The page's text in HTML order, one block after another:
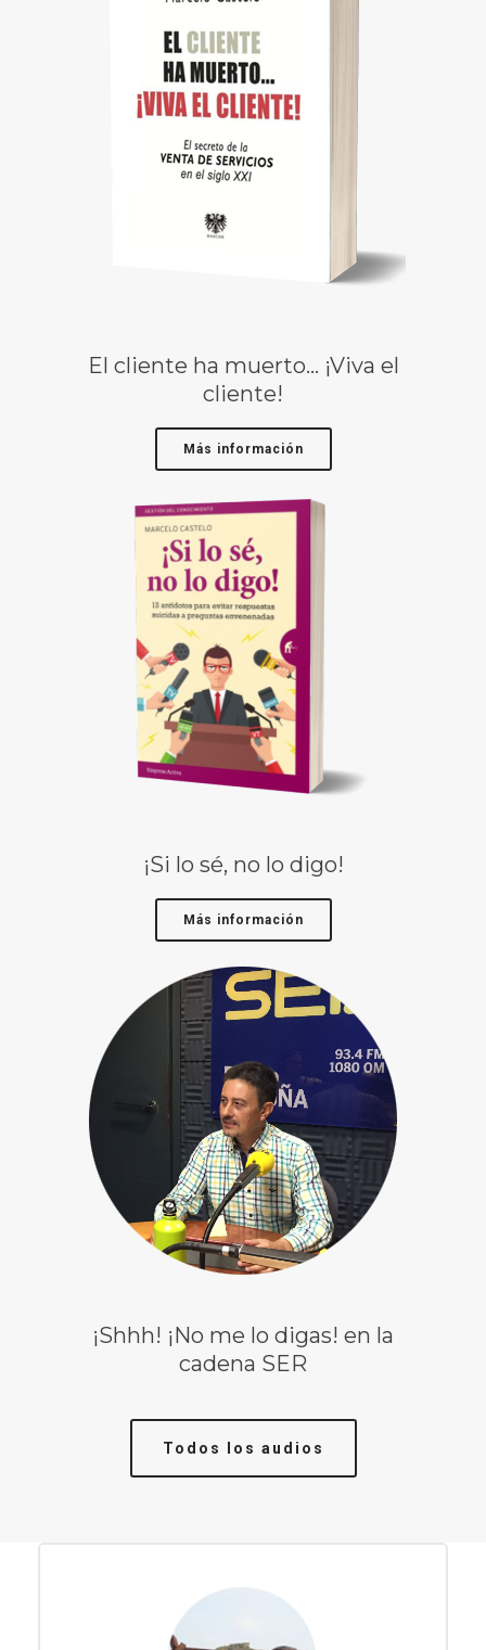
El cliente ha muerto… ¡Viva el
cliente!
Más información
¡Si lo sé, no lo digo!
Más información
¡Shhh! ¡No me lo digas! en la
cadena SER
Todos los audios